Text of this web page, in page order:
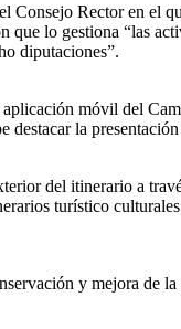
Rector en el
lo gestiona “las
diputaciones”.
móvil del
la
del itinerario a
turístico
y mejora de